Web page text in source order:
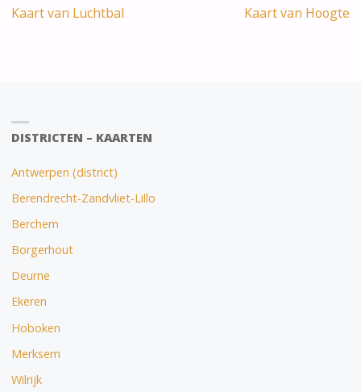
Kaart van Luchtbal Kaart van Hoogte
DISTRICTEN – KAARTEN
Antwerpen (district)
Berendrecht-Zandvliet-Lillo
Berchem
Borgerhout
Deurne
Ekeren
Hoboken
Merksem
Wilrijk